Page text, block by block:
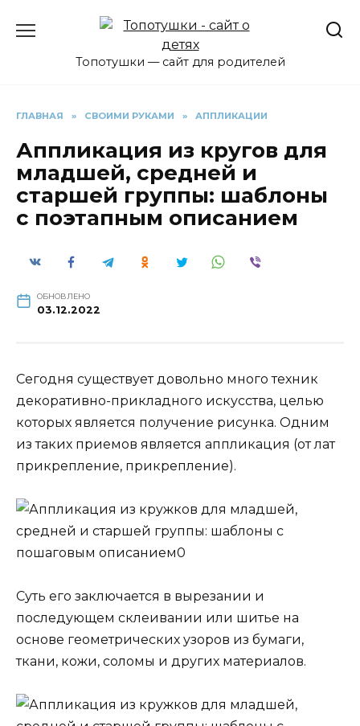
Топотушки — сайт для родителей
ГЛАВНАЯ » СВОИМИ РУКАМИ » АППЛИКАЦИИ
Аппликация из кругов для
младшей, средней и
старшей группы: шаблоны
с поэтапным описанием
ОБНОВЛЕНО
03.12.2022
Сегодня существует довольно много техник
декоративно-прикладного искусства, целью
которых является получение рисунка. Одним
из таких приемов является аппликация (от лат
прикрепление, прикрепление).
Суть его заключается в вырезании и
последующем склеивании или шитье на
основе геометрических узоров из бумаги,
ткани, кожи, соломы и других материалов.